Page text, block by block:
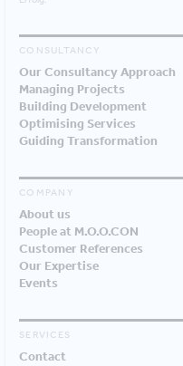
CONSULTANCY
Our Consultancy Approach
Managing Projects
Building Development
Optimising Services
Guiding Transformation
COMPANY
About us
People at M.O.O.CON
Customer References
Our Expertise
Events
SERVICES
Contact